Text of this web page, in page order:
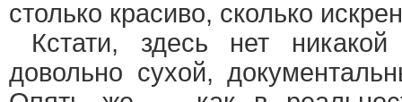
столько красиво, сколько
Кстати, здесь нет никакой
довольно сухой,